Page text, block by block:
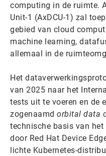
computing in de ruimte.
Unit-1 (AxDCU-1) zal
gebied van cloud
machine learning,
allemaal in de
Het
van 2025 naar het
tests uit te voeren en de
zogenaamd orbital data
technische basis van
door Red Hat Device
lichte Kubernetes-